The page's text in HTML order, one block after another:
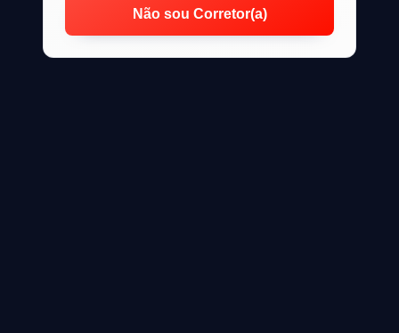
Não sou Corretor(a)